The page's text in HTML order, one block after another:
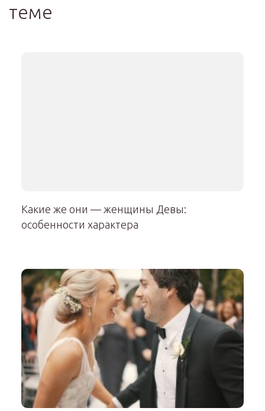
теме
Какие же они — женщины Девы:
особенности характера